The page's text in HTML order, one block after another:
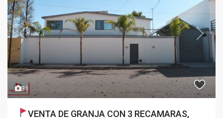
31
Previous Next
VENTA DE GRANJA CON 3 RECAMARAS,